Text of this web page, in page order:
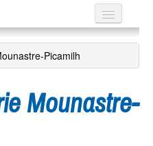
Picamilh
Mounastre-